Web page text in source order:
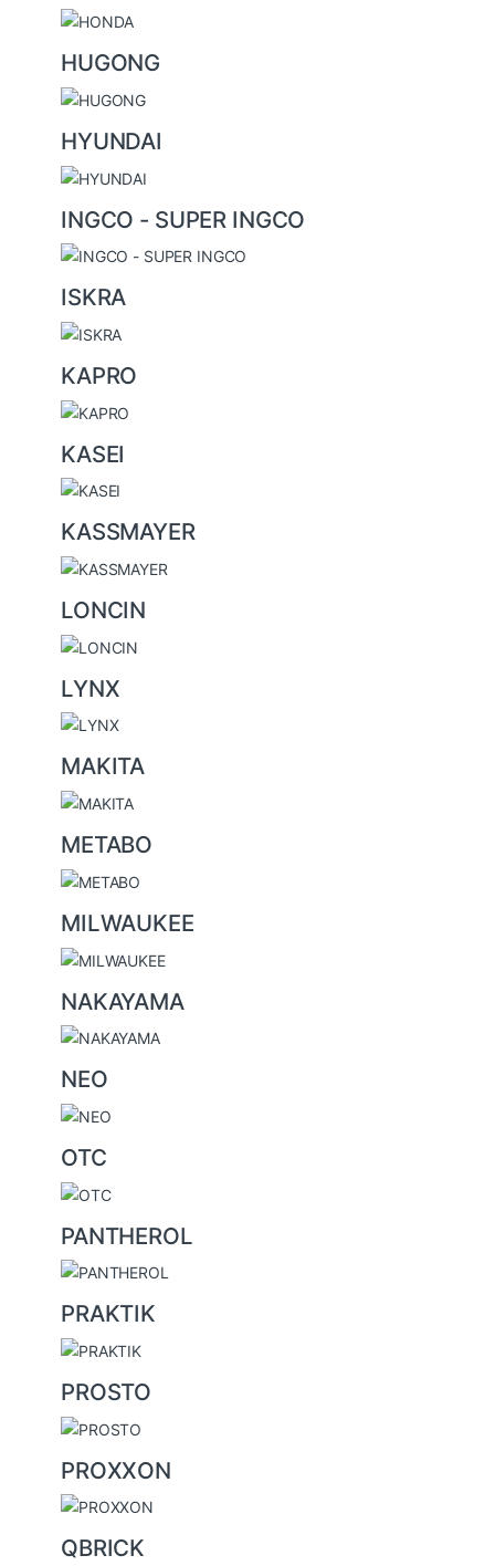
HUGONG
HYUNDAI
INGCO - SUPER INGCO
ISKRA
KAPRO
KASEI
KASSMAYER
LONCIN
LYNX
MAKITA
METABO
MILWAUKEE
NAKAYAMA
NEO
OTC
PANTHEROL
PRAKTIK
PROSTO
PROXXON
QBRICK